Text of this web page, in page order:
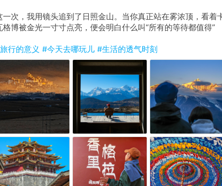
一次，我用镜头追到了日照金山。当你真正站在雾浓顶，看着
格博被金光一寸寸点亮，便会明白什么叫“所有的等待都值得”
行的意义 #今天去哪玩儿 #生活的透气时刻